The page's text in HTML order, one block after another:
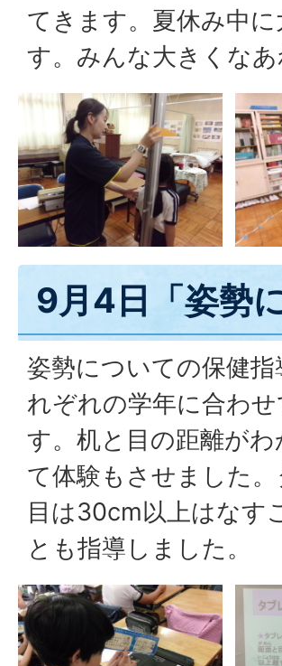
てきます。夏休み中
す。みんな大きくなあ
9月4日「姿勢
姿勢についての保健
れぞれの学年に合わ
す。机と目の距離が
て体験もさせました
目は30cm以上はなす
とも指導しました。